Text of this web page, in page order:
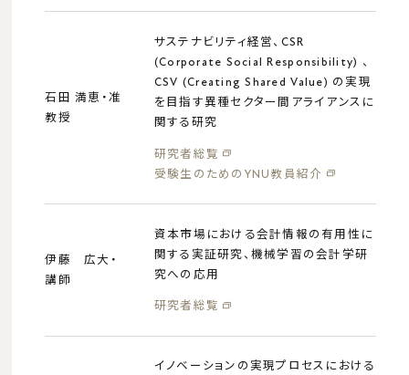
石田 満恵・准
教授
サステナビリティ経営、CSR
(Corporate Social Responsibility) 、
CSV (Creating Shared Value) の実現
を目指す異種セクター間アライアンスに
関する研究
研究者総覧
受験生のためのYNU教員紹介
伊藤 広大・
講師
資本市場における会計情報の有用性に
関する実証研究、機械学習の会計学研
究への応用
研究者総覧
イノベーションの実現プロセスにおける